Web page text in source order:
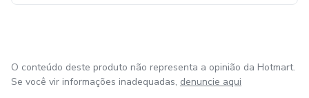
O conteúdo deste produto não representa a opinião da Hotmart.
Se você vir informações inadequadas, denuncie aqui